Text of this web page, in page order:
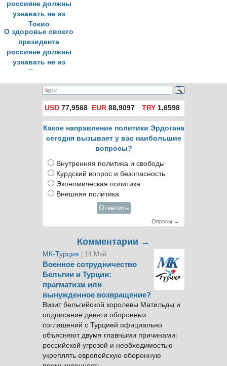
О здоровье своего
президента
россияне должны
узнавать не из
Токио
USD 77,9568 EUR 88,9097 TRY1,6598
Какое направление политики Эрдогана
сегодня вызывает у вас наибольшие
вопросы?
Внутренняя политика и свободы
Курдский вопрос и безопасность
Экономическая политика
Внешняя политика
Ответить
Опросы →
Комментарии →
МК-Турция | 14 Май
Военное сотрудничество
Бельгии и Турции:
прагматизм или
вынужденное возвращение?
Визит бельгийской королевы Матильды и
подписание девяти оборонных
соглашений с Турцией официально
объясняют двумя главными причинами:
российской угрозой и необходимостью
укреплять европейскую оборонную